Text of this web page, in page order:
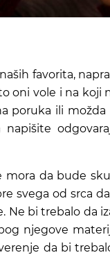
favorita,
oni vole i na koji
poruka ili
napišite
mora da bude
svega od srca
Ne bi trebalo da
njegove
da bi